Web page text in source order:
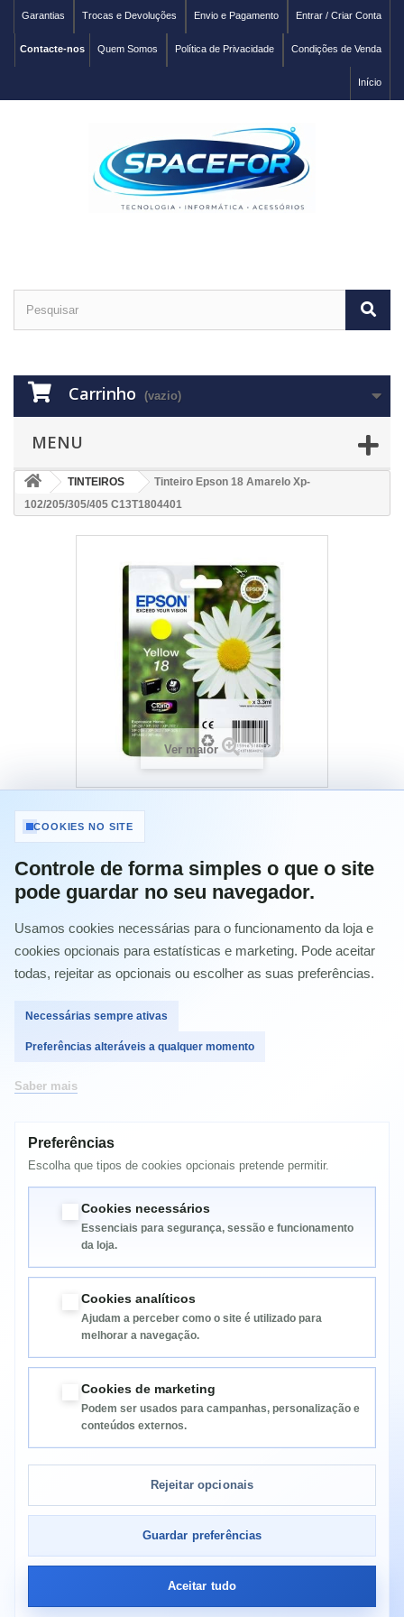
Entrar / Criar Conta
Envio e Pagamento
Trocas e Devoluções
Garantias
Condições de Venda
Política de Privacidade
Quem Somos
Contacte-nos
Início
Carrinho (vazio)
MENU
TINTEIROS
Tinteiro Epson 18 Amarelo Xp-
102/205/305/405 C13T1804401
Ver maior
Tinteiro Epson 18 Amarelo Xp-
102/205/305/405 C13T1804401
Referência: C13T18044022
Condição: Novo produto
Imprimir
10,25 €
Comprar
Informação
Categorias
Informação da Loja
COOKIES NO SITE
Controle de forma simples o que o site
pode guardar no seu navegador.
Usamos cookies necessárias para o funcionamento da loja e
cookies opcionais para estatísticas e marketing. Pode aceitar
todas, rejeitar as opcionais ou escolher as suas preferências.
Necessárias sempre ativas
Preferências alteráveis a qualquer momento
Saber mais
Preferências
Escolha que tipos de cookies opcionais pretende permitir.
Cookies necessários
Essenciais para segurança, sessão e funcionamento
da loja.
Cookies analíticos
Ajudam a perceber como o site é utilizado para
melhorar a navegação.
Cookies de marketing
Podem ser usados para campanhas, personalização e
conteúdos externos.
Rejeitar opcionais
Guardar preferências
Aceitar tudo